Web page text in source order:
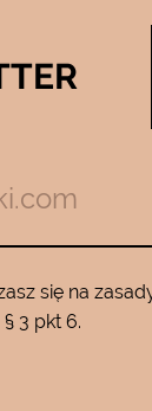
się na
3 pkt 6.
całego
zamienię
piękną